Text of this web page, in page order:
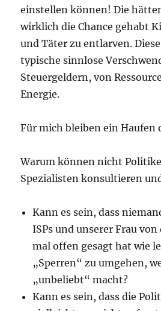
einstellen können! Die
wirklich die Chance gehabt
und Täter zu entlarven.
typische sinnlose
Steuergeldern, von
Energie.
Für mich bleiben ein Haufen
Warum können nicht
Spezialisten konsultieren
Kann es sein, dass
ISPs und unserer Frau
mal offen gesagt hat wie
„Sperren“ zu umgehen,
„unbeliebt“ macht?
Kann es sein, dass die